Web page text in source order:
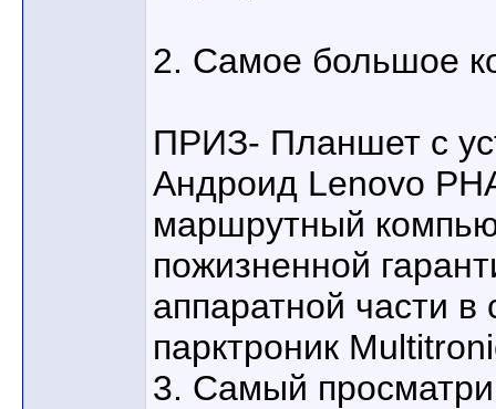
2. Самое большое
ПРИЗ- Планшет с
Андроид Lenovo
маршрутный
пожизненной
аппаратной части
парктроник
3. Самый